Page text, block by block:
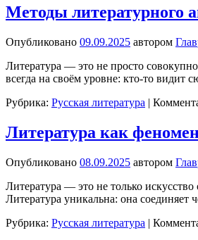
Методы литературного
Опубликовано 09.09.2025 автором
Литература — это не просто
всегда на своём уровне: кто-то видит
Рубрика: Русская литература |
Литература как
Опубликовано 08.09.2025 автором
Литература — это не только
Литература уникальна: она
Рубрика: Русская литература |